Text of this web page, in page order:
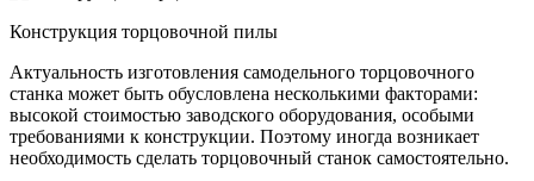
Конструкция торцовочной пилы
Актуальность изготовления самодельного торцовочного
станка может быть обусловлена несколькими факторами:
высокой стоимостью заводского оборудования, особыми
требованиями к конструкции. Поэтому иногда возникает
необходимость сделать торцовочный станок самостоятельно.